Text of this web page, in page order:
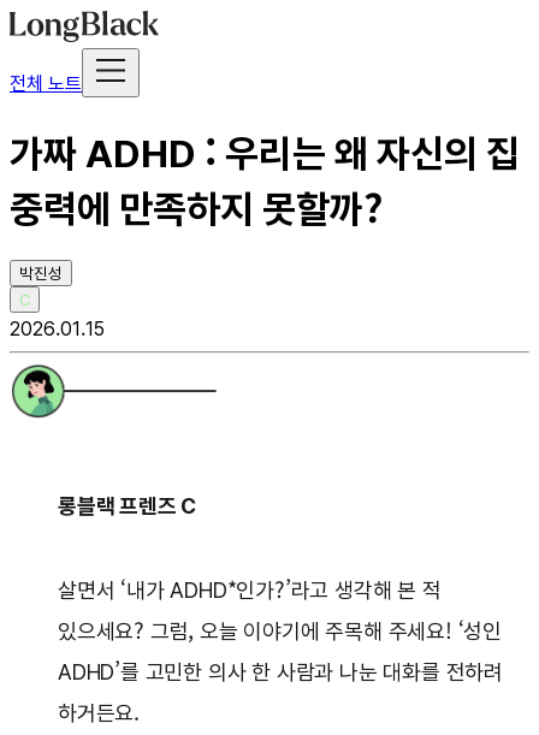
전체 노트
가짜 ADHD : 우리는 왜 자신의 집
중력에 만족하지 못할까?
박진성
C
2026.01.15
롱블랙 프렌즈 C
살면서 ‘내가 ADHD*인가?’라고 생각해 본 적
있으세요? 그럼, 오늘 이야기에 주목해 주세요! ‘성인
ADHD’를 고민한 의사 한 사람과 나눈 대화를 전하려
하거든요.